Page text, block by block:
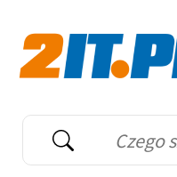
Wyszukiwarka
Słowo kluczowe